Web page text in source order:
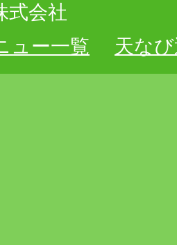
式会社
ュー一覧
天な